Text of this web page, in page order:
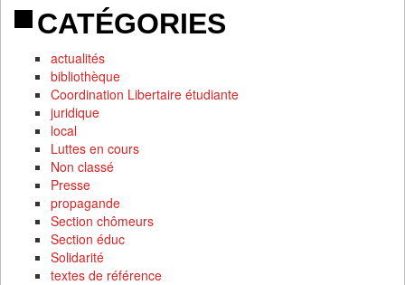
CATÉGORIES
actualités
bibliothèque
Coordination Libertaire étudiante
juridique
local
Luttes en cours
Non classé
Presse
propagande
Section chômeurs
Section éduc
Solidarité
textes de référence